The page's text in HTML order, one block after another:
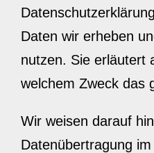
Daten wir erheben
nutzen. Sie erläutert
welchem Zweck das
Wir weisen darauf
Datenübertragung